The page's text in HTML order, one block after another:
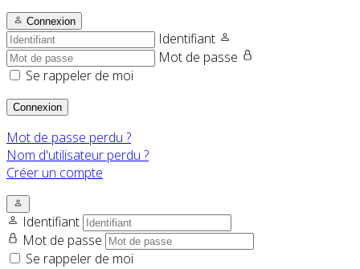
Connexion
Identifiant
Mot de passe
Se rappeler de moi
Connexion
Mot de passe perdu ?
Nom d'utilisateur perdu ?
Créer un compte
Identifiant
Mot de passe
Se rappeler de moi